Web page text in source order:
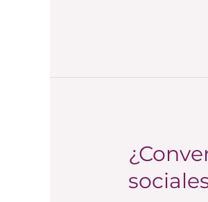
¿Conversarán
las